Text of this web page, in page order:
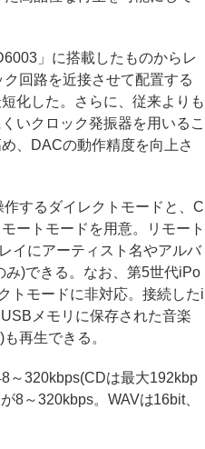
」に搭載したものからレ
回路を近接させて配置する
化した。さらに、従来よりも
いクロック発振器を用いるこ
、DACの動作精度を向上さ
するダイレクトモードと、C
ートモードを用意。リモート
イにアーティスト名やアルバ
み)できる。なお、第5世代iPo
トモードに非対応。接続したi
メモリに保存された音楽
再生できる。
～320kbps(CDは最大192kbp
8～320kbps。WAVは16bit、